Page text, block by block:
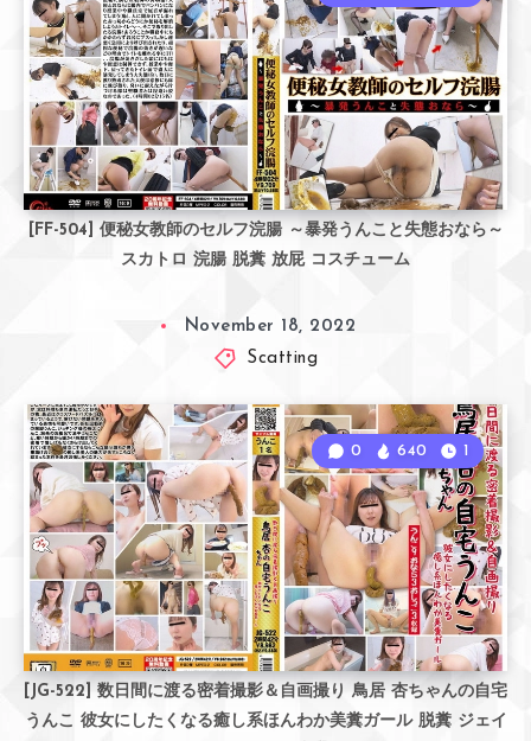
[FF-504] 便秘女教師のセルフ浣腸 ～暴発うんこと失態おなら～
スカトロ 浣腸 脱糞 放屁 コスチューム
November 18, 2022
Scatting
[JG-522] 数日間に渡る密着撮影＆自画撮り 鳥居 杏ちゃんの自宅
うんこ 彼女にしたくなる癒し系ほんわか美糞ガール 脱糞 ジェイ
0 640 1